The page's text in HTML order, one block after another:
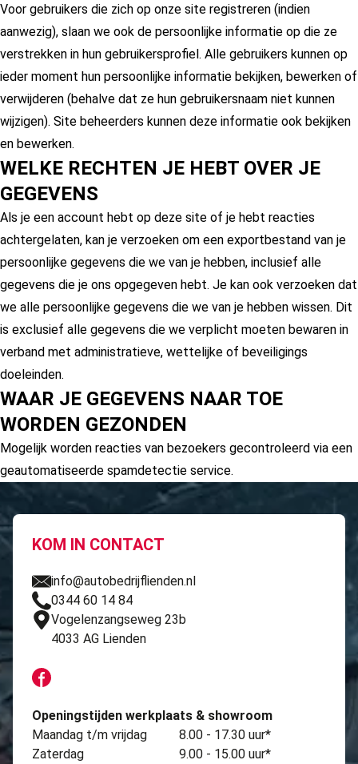
Voor gebruikers die zich op onze site registreren (indien
aanwezig), slaan we ook de persoonlijke informatie op die ze
verstrekken in hun gebruikersprofiel. Alle gebruikers kunnen op
ieder moment hun persoonlijke informatie bekijken, bewerken of
verwijderen (behalve dat ze hun gebruikersnaam niet kunnen
wijzigen). Site beheerders kunnen deze informatie ook bekijken
en bewerken.
WELKE RECHTEN JE HEBT OVER JE
GEGEVENS
Als je een account hebt op deze site of je hebt reacties
achtergelaten, kan je verzoeken om een exportbestand van je
persoonlijke gegevens die we van je hebben, inclusief alle
gegevens die je ons opgegeven hebt. Je kan ook verzoeken dat
we alle persoonlijke gegevens die we van je hebben wissen. Dit
is exclusief alle gegevens die we verplicht moeten bewaren in
verband met administratieve, wettelijke of beveiligings
doeleinden.
WAAR JE GEGEVENS NAAR TOE
WORDEN GEZONDEN
Mogelijk worden reacties van bezoekers gecontroleerd via een
geautomatiseerde spamdetectie service.
KOM IN CONTACT
info@autobedrijflienden.nl
0344 60 14 84
Vogelenzangseweg 23b
4033 AG Lienden
Openingstijden werkplaats & showroom
Maandag t/m vrijdag
8.00 - 17.30 uur*
Zaterdag
9.00 - 15.00 uur*